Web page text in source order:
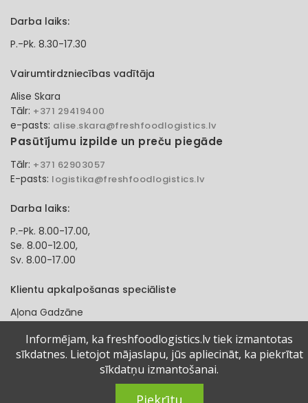
Darba laiks:
P.-Pk. 8.30-17.30
Vairumtirdzniecības vadītāja
Alise Skara
Tālr: +371 29419400
e-pasts: alise.skara@freshfoodlogistics.lv
Pasūtījumu izpilde un preču piegāde
Tālr: +371 62903057
E-pasts: logistika@freshfoodlogistics.lv
Darba laiks:
P.-Pk. 8.00-17.00,
Se. 8.00-12.00,
Sv. 8.00-17.00
Klientu apkalpošanas speciāliste
Aļona Gadzāne
e-pasts:alona.gadzane@freshfoodlogistics.lv
© 2024 Fresh Food Logistics SIA. Visas tiesības aizsargātas.
Informējam, ka freshfoodlogistics.lv tiek izmantotas
sīkdatnes. Lietojot mājaslapu, jūs apliecināt, ka piekrītat
sīkdatņu izmantošanai.
Piekrītu